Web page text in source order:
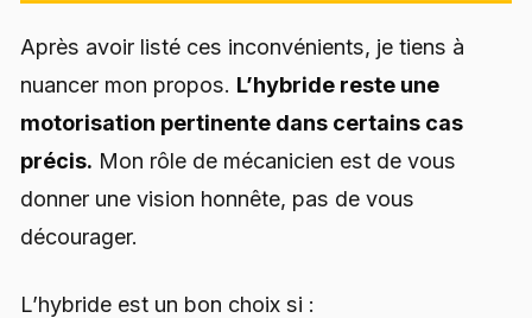
Après avoir listé ces inconvénients, je tiens à
nuancer mon propos. L’hybride reste une
motorisation pertinente dans certains cas
précis. Mon rôle de mécanicien est de vous
donner une vision honnête, pas de vous
décourager.
L’hybride est un bon choix si :